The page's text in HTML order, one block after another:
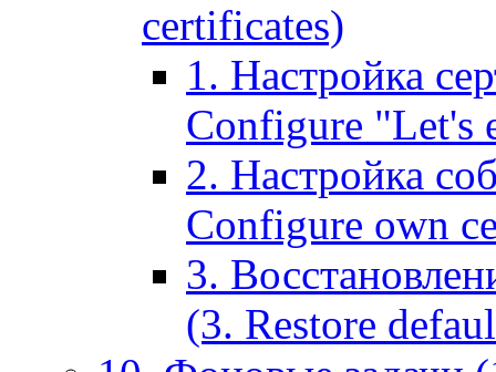
certificates)
1. Настройка
Configure "Let's
2. Настройка
Configure own
3.
(3. Restore